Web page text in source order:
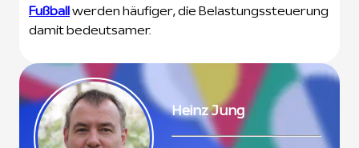
Fußball werden häufiger, die Belastungssteuerung
damit bedeutsamer.
Heinz Jung